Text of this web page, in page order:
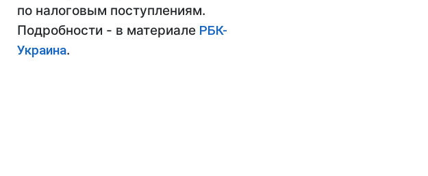
по налоговым поступлениям.
Подробности - в материале РБК-
Украина.